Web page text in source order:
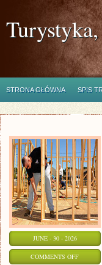
STRONA GŁÓWNA SPIS
JUNE - 30 - 2026
COMMENTS OFFON